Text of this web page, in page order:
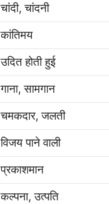
चांदी, चांदनी
कांतिमय
उदित होती हुई
गाना, सामगान
चमकदार, जलती
विजय पाने वाली
प्रकाशमान
कल्पना, उत्पति